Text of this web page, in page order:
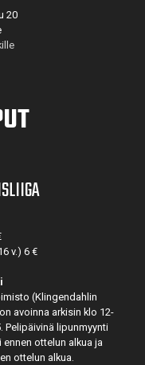
20
v.) 6 €
(Klingendahlin
avoinna arkisin klo 12-
Pelipäivinä lipunmyynti
ottelun alkua ja
ottelun alkua.